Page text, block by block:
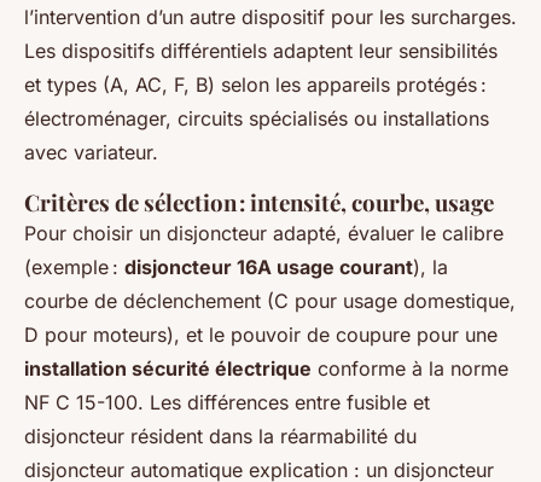
l’intervention d’un autre dispositif pour les surcharges.
Les dispositifs différentiels adaptent leur sensibilités
et types (A, AC, F, B) selon les appareils protégés :
électroménager, circuits spécialisés ou installations
avec variateur.
Critères de sélection : intensité, courbe, usage
Pour choisir un disjoncteur adapté, évaluer le calibre
(exemple : disjoncteur 16A usage courant), la
courbe de déclenchement (C pour usage domestique,
D pour moteurs), et le pouvoir de coupure pour une
installation sécurité électrique conforme à la norme
NF C 15-100. Les différences entre fusible et
disjoncteur résident dans la réarmabilité du
disjoncteur automatique explication : un disjoncteur